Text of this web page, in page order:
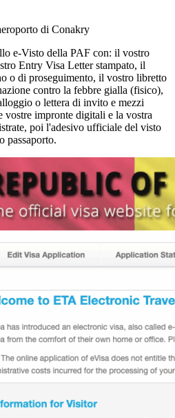
di Conakry
e-Visto della PAF con: il vostro
Entry Visa Letter stampato, il
o di proseguimento, il vostro libretto
contro la febbre gialla (fisico),
o lettera di invito e mezzi
impronte digitali e la vostra
poi l'adesivo ufficiale del visto
passaporto.